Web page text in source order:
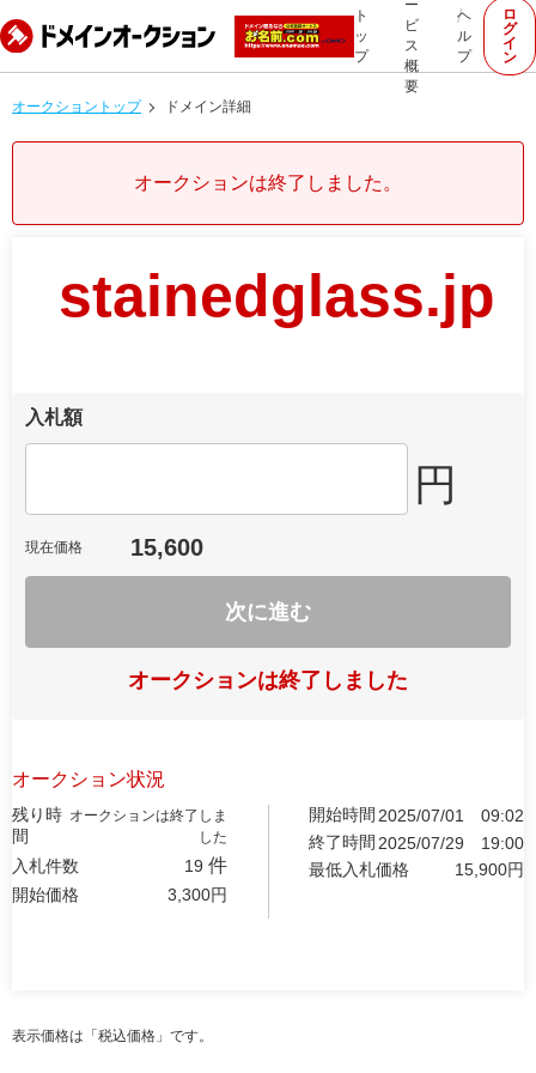
ト
ッ
プ
ー
ビ
ス
概
要
ヘ
ル
プ
ロ
グ
イ
ン
オークショントップ ドメイン詳細
オークションは終了しました。
stainedglass.jp
入札額
円
現在価格 15,600
次に進む
オークションは終了しました
オークション状況
残り時
間
オークションは終了しま
した
入札件数 19 件
開始価格 3,300円
開始時間 2025/07/01
09:02
終了時間 2025/07/29
19:00
最低入札価格
15,900円
表示価格は「税込価格」です。